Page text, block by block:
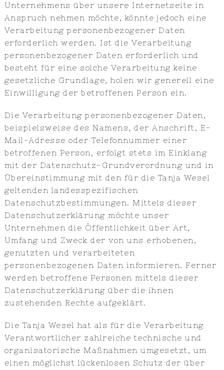
Unternehmens über unsere Internetseite in
Anspruch nehmen möchte, könnte jedoch eine
Verarbeitung personenbezogener Daten
erforderlich werden. Ist die Verarbeitung
personenbezogener Daten erforderlich und
besteht für eine solche Verarbeitung keine
gesetzliche Grundlage, holen wir generell eine
Einwilligung der betroffenen Person ein.
Die Verarbeitung personenbezogener Daten,
beispielsweise des Namens, der Anschrift, E-
Mail-Adresse oder Telefonnummer einer
betroffenen Person, erfolgt stets im Einklang
mit der Datenschutz-Grundverordnung und in
Übereinstimmung mit den für die Tanja Wesel
geltenden landesspezifischen
Datenschutzbestimmungen. Mittels dieser
Datenschutzerklärung möchte unser
Unternehmen die Öffentlichkeit über Art,
Umfang und Zweck der von uns erhobenen,
genutzten und verarbeiteten
personenbezogenen Daten informieren. Ferner
werden betroffene Personen mittels dieser
Datenschutzerklärung über die ihnen
zustehenden Rechte aufgeklärt.
Die Tanja Wesel hat als für die Verarbeitung
Verantwortlicher zahlreiche technische und
organisatorische Maßnahmen umgesetzt, um
einen möglichst lückenlosen Schutz der über